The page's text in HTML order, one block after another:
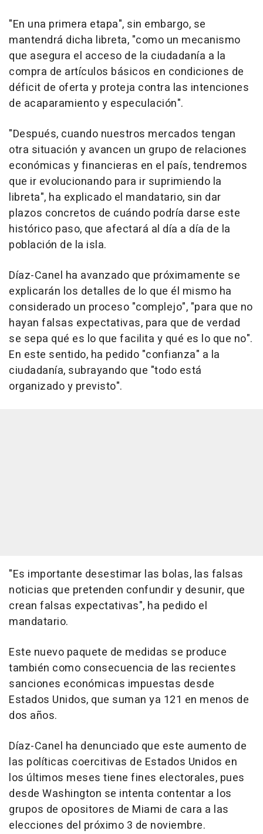
"En una primera etapa", sin embargo, se
mantendrá dicha libreta, "como un mecanismo
que asegura el acceso de la ciudadanía a la
compra de artículos básicos en condiciones de
déficit de oferta y proteja contra las intenciones
de acaparamiento y especulación".
"Después, cuando nuestros mercados tengan
otra situación y avancen un grupo de relaciones
económicas y financieras en el país, tendremos
que ir evolucionando para ir suprimiendo la
libreta", ha explicado el mandatario, sin dar
plazos concretos de cuándo podría darse este
histórico paso, que afectará al día a día de la
población de la isla.
Díaz-Canel ha avanzado que próximamente se
explicarán los detalles de lo que él mismo ha
considerado un proceso "complejo", "para que no
hayan falsas expectativas, para que de verdad
se sepa qué es lo que facilita y qué es lo que no".
En este sentido, ha pedido "confianza" a la
ciudadanía, subrayando que "todo está
organizado y previsto".
"Es importante desestimar las bolas, las falsas
noticias que pretenden confundir y desunir, que
crean falsas expectativas", ha pedido el
mandatario.
Este nuevo paquete de medidas se produce
también como consecuencia de las recientes
sanciones económicas impuestas desde
Estados Unidos, que suman ya 121 en menos de
dos años.
Díaz-Canel ha denunciado que este aumento de
las políticas coercitivas de Estados Unidos en
los últimos meses tiene fines electorales, pues
desde Washington se intenta contentar a los
grupos de opositores de Miami de cara a las
elecciones del próximo 3 de noviembre.